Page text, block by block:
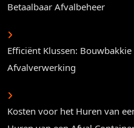
Betaalbaar Afvalbeheer
Efficiënt Klussen:
Afvalverwerking
Kosten voor het Huren van